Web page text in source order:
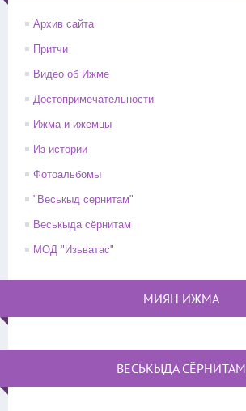
Архив сайта
Притчи
Видео об Ижме
Достопримечательности
Ижма и ижемцы
Из истории
Фотоальбомы
"Веськыд сернитам"
Веськыда сёрнитам
МОД "Изьватас"
МИЯН ИЖМА
ВЕСЬКЫДА СЁРНИТАМ